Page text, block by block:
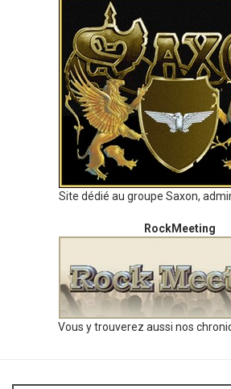
Site dédié au groupe Saxon,
RockMeeting
Vous y trouverez aussi nos